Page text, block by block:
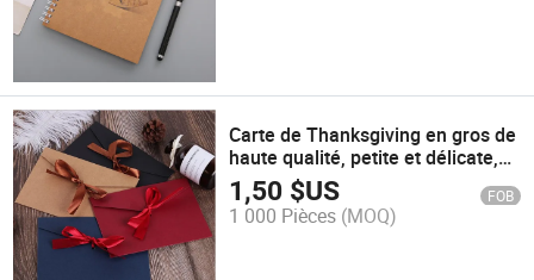
Carte de Thanksgiving en gros de
haute qualité, petite et délicate,
enveloppe en gros avec logo pour
emballage
1,50 $US FOB
1 000 Pièces (MOQ)